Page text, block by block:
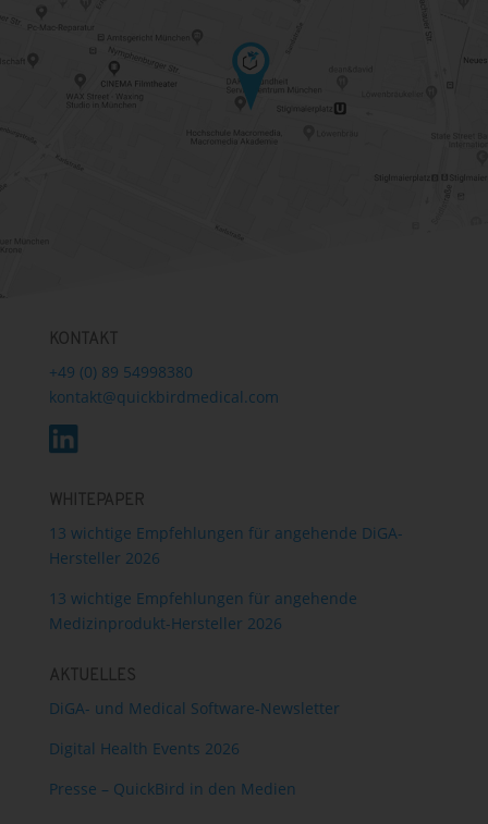
KONTAKT
+49 (0) 89 54998380
kontakt@quickbirdmedical.com
WHITEPAPER
13 wichtige Empfehlungen für angehende DiGA-
Hersteller 2026
13 wichtige Empfehlungen für angehende
Medizinprodukt-Hersteller 2026
AKTUELLES
DiGA- und Medical Software-Newsletter
Digital Health Events 2026
Presse – QuickBird in den Medien